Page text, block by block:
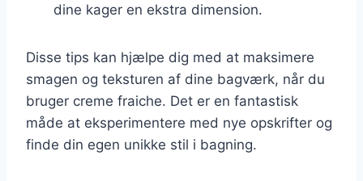
dine kager en ekstra dimension.
Disse tips kan hjælpe dig med at maksimere
smagen og teksturen af dine bagværk, når du
bruger creme fraiche. Det er en fantastisk
måde at eksperimentere med nye opskrifter og
finde din egen unikke stil i bagning.